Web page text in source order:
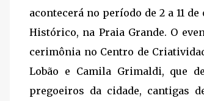
acontecerá no período de 2 a 11
Histórico, na Praia Grande. O
cerimônia no Centro de
Lobão e Camila Grimaldi, que
pregoeiros da cidade, cantigas